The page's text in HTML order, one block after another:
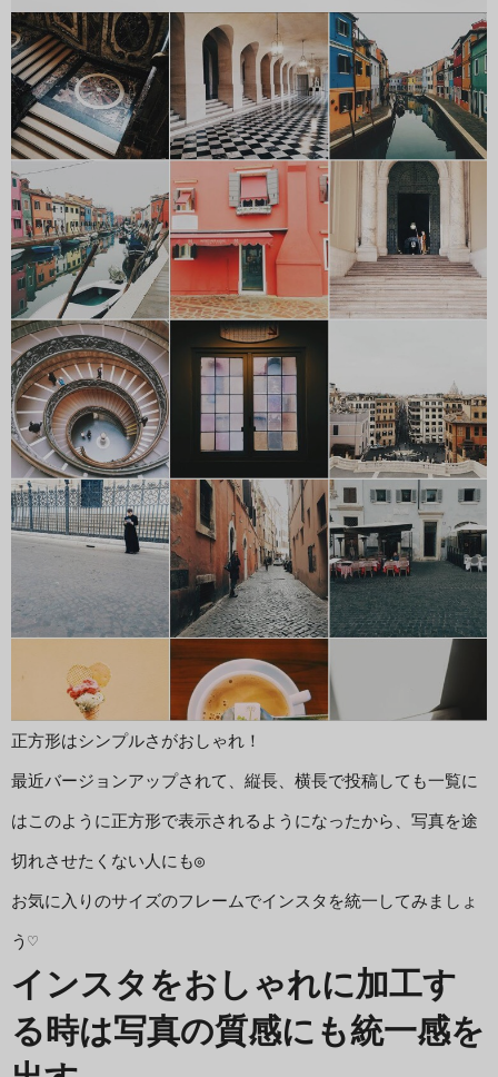
正方形はシンプルさがおしゃれ！
最近バージョンアップされて、縦長、横長で投稿しても一覧に
はこのように正方形で表示されるようになったから、写真を途
切れさせたくない人にも◎
お気に入りのサイズのフレームでインスタを統一してみましょ
う♡
インスタをおしゃれに加工す
る時は写真の質感にも統一感を